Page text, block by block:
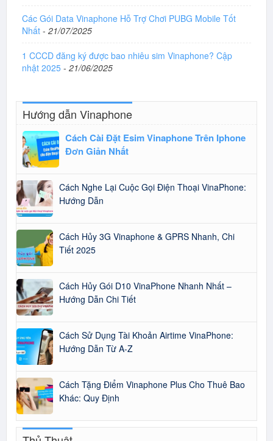
Các Gói Data Vinaphone Hỗ Trợ Chơi PUBG Mobile Tốt
Nhất - 21/07/2025
1 CCCD đăng ký được bao nhiêu sim Vinaphone? Cập
nhật 2025 - 21/06/2025
Hướng dẫn Vinaphone
Cách Cài Đặt Esim Vinaphone Trên Iphone
Đơn Giản Nhất
Cách Nghe Lại Cuộc Gọi Điện Thoại VinaPhone:
Hướng Dẫn
Cách Hủy 3G Vinaphone & GPRS Nhanh, Chi
Tiết 2025
Cách Hủy Gói D10 VinaPhone Nhanh Nhất –
Hướng Dẫn Chi Tiết
Cách Sử Dụng Tài Khoản Airtime VinaPhone:
Hướng Dẫn Từ A-Z
Cách Tặng Điểm Vinaphone Plus Cho Thuê Bao
Khác: Quy Định